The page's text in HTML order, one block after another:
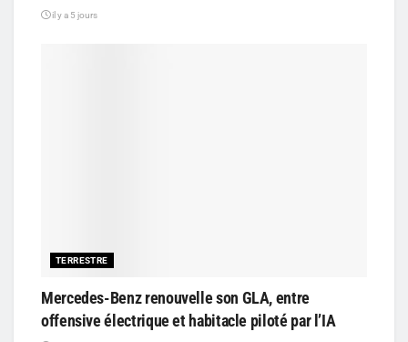
il y a 5 jours
TERRESTRE
Mercedes-Benz renouvelle son GLA, entre
offensive électrique et habitacle piloté par l’IA